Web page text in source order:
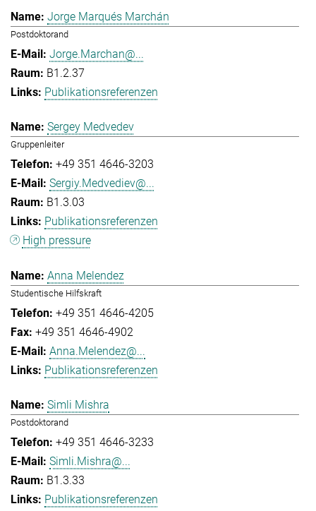
Jorge Marqués Marchán
Postdoktorand
Jorge.Marchan@...
B1.2.37
Publikationsreferenzen
Sergey Medvedev
Gruppenleiter
+49 351 4646-3203
Sergiy.Medvediev@...
B1.3.03
Publikationsreferenzen
High pressure
Anna Melendez
Studentische Hilfskraft
+49 351 4646-4205
+49 351 4646-4902
Anna.Melendez@...
Publikationsreferenzen
Simli Mishra
Postdoktorand
+49 351 4646-3233
Simli.Mishra@...
B1.3.33
Publikationsreferenzen